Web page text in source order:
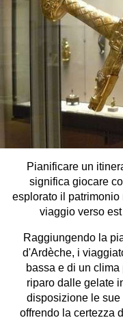
Pianificare un
significa giocare
esplorato il patrimonio
viaggio verso
Raggiungendo la
d'Ardèche, i
bassa e di un clima
riparo dalle gelate
disposizione le sue
offrendo la certezza